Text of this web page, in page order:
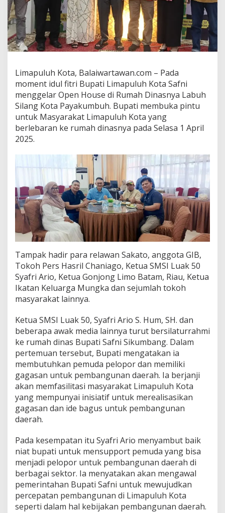
u
t
u
h
P
e
u
d
a
P
e
l
p
n
u
k
M
e
m
b
a
g
u
n
D
e
a
h
Limapuluh Kota, Balaiwartawan.com – Pada
moment idul fitri Bupati Limapuluh Kota Safni
menggelar Open House di Rumah Dinasnya Labuh
Silang Kota Payakumbuh. Bupati membuka pintu
untuk Masyarakat Limapuluh Kota yang
berlebaran ke rumah dinasnya pada Selasa 1 April
2025.
Tampak hadir para relawan Sakato, anggota GIB,
Tokoh Pers Hasril Chaniago, Ketua SMSI Luak 50
Syafri Ario, Ketua Gonjong Limo Batam, Riau, Ketua
Ikatan Keluarga Mungka dan sejumlah tokoh
masyarakat lainnya.
Ketua SMSI Luak 50, Syafri Ario S. Hum, SH. dan
beberapa awak media lainnya turut bersilaturrahmi
ke rumah dinas Bupati Safni Sikumbang. Dalam
pertemuan tersebut, Bupati mengatakan ia
membutuhkan pemuda pelopor dan memiliki
gagasan untuk pembangunan daerah. Ia berjanji
akan memfasilitasi masyarakat Limapuluh Kota
yang mempunyai inisiatif untuk merealisasikan
gagasan dan ide bagus untuk pembangunan
daerah.
Pada kesempatan itu Syafri Ario menyambut baik
niat bupati untuk mensupport pemuda yang bisa
menjadi pelopor untuk pembangunan daerah di
berbagai sektor. Ia menyatakan akan mengawal
pemerintahan Bupati Safni untuk mewujudkan
percepatan pembangunan di Limapuluh Kota
seperti dalam hal kebijakan pembangunan daerah.